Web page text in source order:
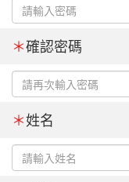
＊確認密碼
＊姓名